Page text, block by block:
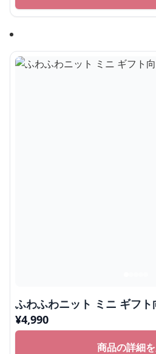
ふわふわニット ミニ ギフ
¥4,990
商品の詳細